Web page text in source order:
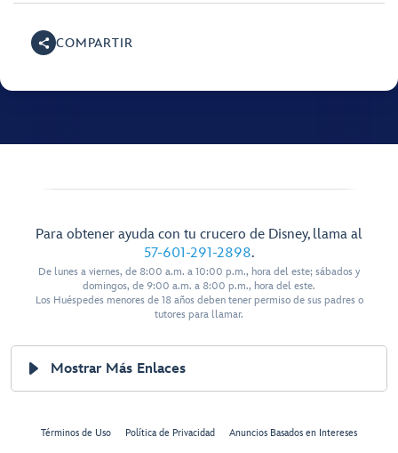
COMPARTIR
Para obtener ayuda con tu crucero de Disney, llama al
57-601-291-2898.
De lunes a viernes, de 8:00 a.m. a 10:00 p.m., hora del este; sábados y
domingos, de 9:00 a.m. a 8:00 p.m., hora del este.
Los Huéspedes menores de 18 años deben tener permiso de sus padres o
tutores para llamar.
Mostrar Más Enlaces
Términos de Uso Política de Privacidad Anuncios Basados en Intereses